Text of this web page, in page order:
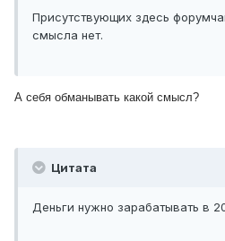
Присутствующих здесь
смысла нет.
А себя обманывать какой смысл?
Цитата
Деньги нужно зарабатывать в